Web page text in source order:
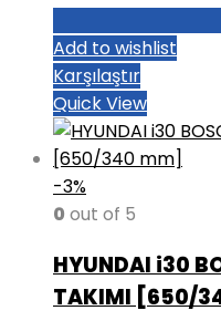
Add to wishlist
Karşılaştır
Quick View
-3%
0 out of 5
HYUNDAI i30
TAKIMI [650/